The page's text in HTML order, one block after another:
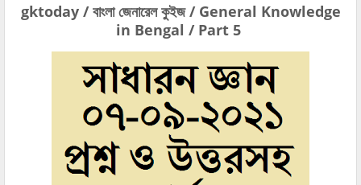
gktoday / বাংলা জেনারেল কুইজ / General Knowledge
in Bengal / Part 5